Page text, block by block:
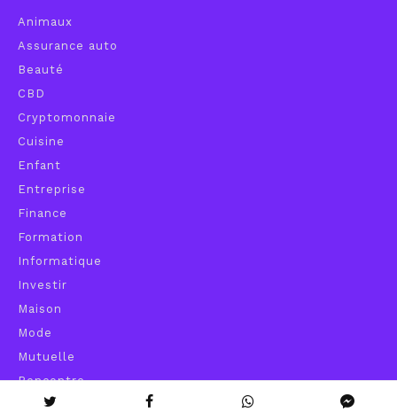
Animaux
Assurance auto
Beauté
CBD
Cryptomonnaie
Cuisine
Enfant
Entreprise
Finance
Formation
Informatique
Investir
Maison
Mode
Mutuelle
Rencontre
Sport